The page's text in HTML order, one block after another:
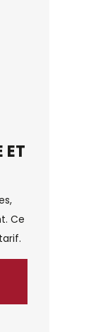
ET
Ce